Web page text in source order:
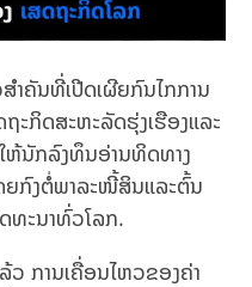
ຄັນທີ່ເປີດເຜີຍກົນໄກການ
ຖະກິດສະຫະລັດຮຸ່ງເຮືອງແລະ
ຫ້ນັກລົງທຶນອ່ານທິດທາງ
ຍກົງຕໍ່ພາລະໜີ້ສິນແລະຕົ້ນ
ທະນາທົ່ວໂລກ.
ວ ການເຄື່ອນໄຫວຂອງຄ່າ